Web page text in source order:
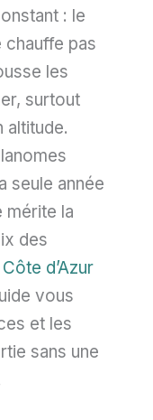
: le
pas
les
surtout
altitude.
seule année
mérite la
des
d’Azur
vous
et les
sans une